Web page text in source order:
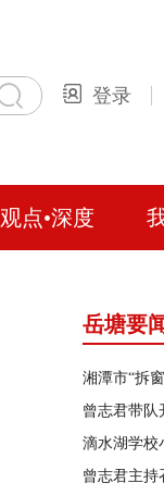
登录
观点•深度
岳塘要
滴水湖学校
曾志君主持